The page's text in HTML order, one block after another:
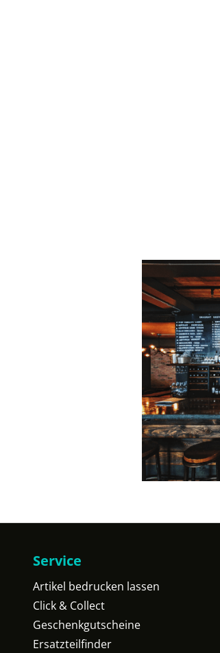
Service
Artikel bedrucken lassen
Click & Collect
Geschenkgutscheine
Ersatzteilfinder